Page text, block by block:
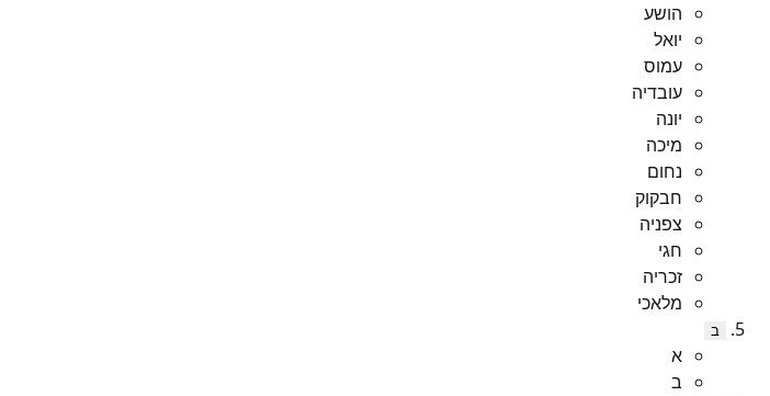
הושע
יואל
עמוס
עובדיה
יונה
מיכה
נחום
חבקוק
צפניה
חגי
זכריה
מלאכי
ב
א
ב